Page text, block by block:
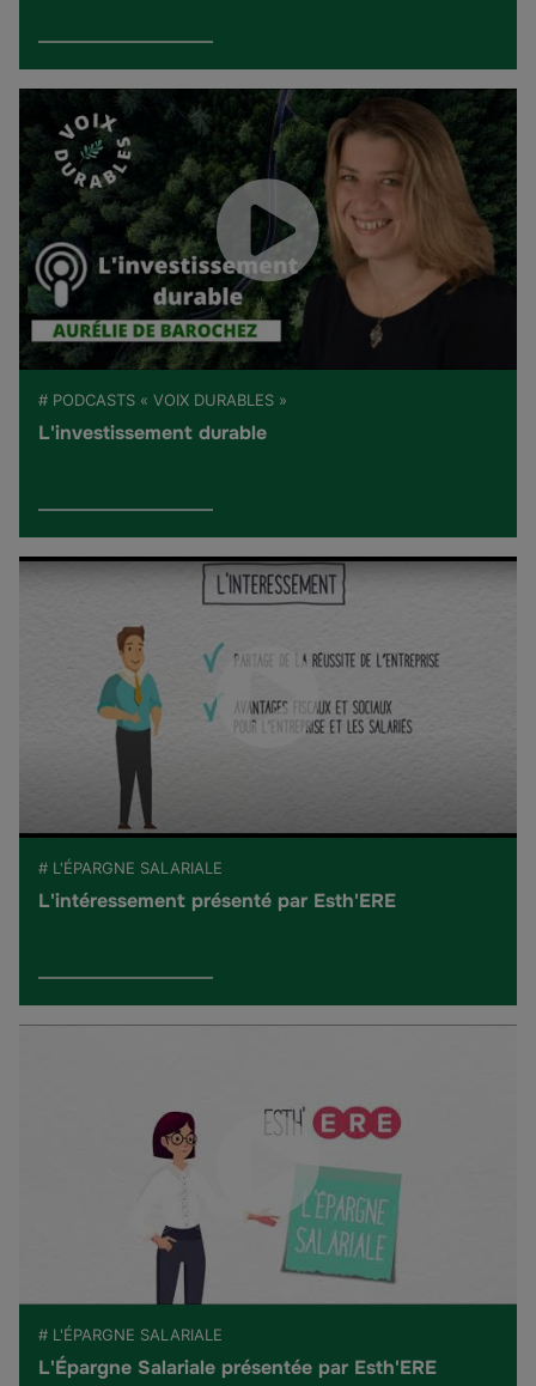
# PODCASTS « VOIX DURABLES »
L'investissement durable
# L'ÉPARGNE SALARIALE
L'intéressement présenté par Esth'ERE
# L'ÉPARGNE SALARIALE
L'Épargne Salariale présentée par Esth'ERE